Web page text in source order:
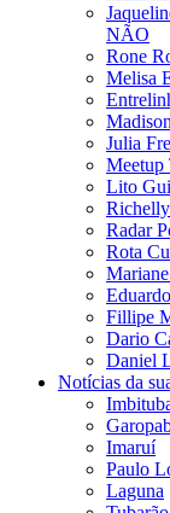
NÃO
Rone
Melisa
Julia
Meetup
Lito
Radar
Rota
Fillipe
Dario
Daniel
Notícias da
Imaruí
Paulo
Laguna